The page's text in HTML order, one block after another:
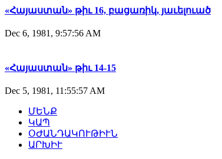
«Հայաստան» թիւ 16, բացառիկ, յաւելուած
Dec 6, 1981, 9:57:56 AM
«Հայաստան» թիւ 14-15
Dec 5, 1981, 11:55:57 AM
ՄԵՆՔ
ԿԱՊ
ՕԺԱՆԴԱԿՈՒԹԻՒՆ
ԱՐԽԻՒ